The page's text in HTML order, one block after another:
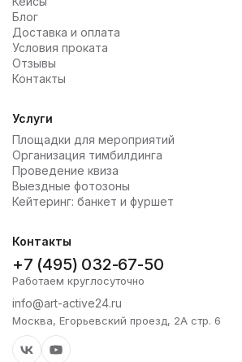
Блог
Доставка и оплата
Условия проката
Отзывы
Контакты
Услуги
Площадки для мероприятий
Организация тимбилдинга
Проведение квиза
Выездные фотозоны
Кейтеринг: банкет и фуршет
Контакты
+7 (495) 032-67-50
Работаем круглосуточно
info@art-active24.ru
Москва, Егорьевский проезд, 2А стр. 6